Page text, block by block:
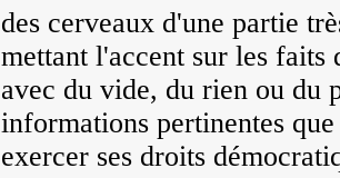
des cerveaux d'une partie
mettant l'accent sur les faits
avec du vide, du rien ou du
informations pertinentes
exercer ses droits